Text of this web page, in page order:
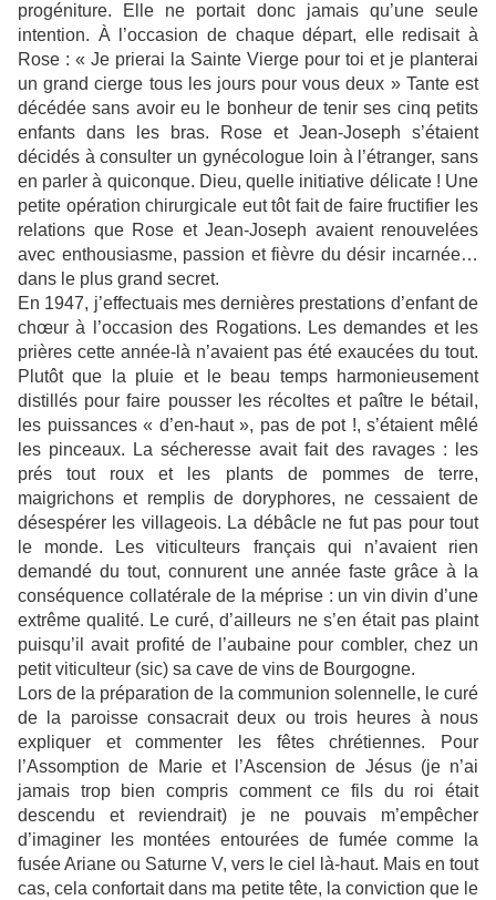
progéniture. Elle ne portait donc jamais qu’une seule
intention. À l’occasion de chaque départ, elle redisait à
Rose : « Je prierai la Sainte Vierge pour toi et je planterai
un grand cierge tous les jours pour vous deux » Tante est
décédée sans avoir eu le bonheur de tenir ses cinq petits
enfants dans les bras. Rose et Jean-Joseph s’étaient
décidés à consulter un gynécologue loin à l’étranger, sans
en parler à quiconque. Dieu, quelle initiative délicate ! Une
petite opération chirurgicale eut tôt fait de faire fructifier les
relations que Rose et Jean-Joseph avaient renouvelées
avec enthousiasme, passion et fièvre du désir incarnée…
dans le plus grand secret.
En 1947, j’effectuais mes dernières prestations d’enfant de
chœur à l’occasion des Rogations. Les demandes et les
prières cette année-là n’avaient pas été exaucées du tout.
Plutôt que la pluie et le beau temps harmonieusement
distillés pour faire pousser les récoltes et paître le bétail,
les puissances « d’en-haut », pas de pot !, s’étaient mêlé
les pinceaux. La sécheresse avait fait des ravages : les
prés tout roux et les plants de pommes de terre,
maigrichons et remplis de doryphores, ne cessaient de
désespérer les villageois. La débâcle ne fut pas pour tout
le monde. Les viticulteurs français qui n’avaient rien
demandé du tout, connurent une année faste grâce à la
conséquence collatérale de la méprise : un vin divin d’une
extrême qualité. Le curé, d’ailleurs ne s’en était pas plaint
puisqu’il avait profité de l’aubaine pour combler, chez un
petit viticulteur (sic) sa cave de vins de Bourgogne.
Lors de la préparation de la communion solennelle, le curé
de la paroisse consacrait deux ou trois heures à nous
expliquer et commenter les fêtes chrétiennes. Pour
l’Assomption de Marie et l’Ascension de Jésus (je n’ai
jamais trop bien compris comment ce fils du roi était
descendu et reviendrait) je ne pouvais m’empêcher
d’imaginer les montées entourées de fumée comme la
fusée Ariane ou Saturne V, vers le ciel là-haut. Mais en tout
cas, cela confortait dans ma petite tête, la conviction que le